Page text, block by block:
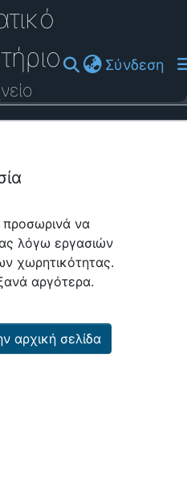
Σύνδεση
προσωρινά να
λόγω εργασιών
χωρητικότητας.
αργότερα.
αρχική σελίδα